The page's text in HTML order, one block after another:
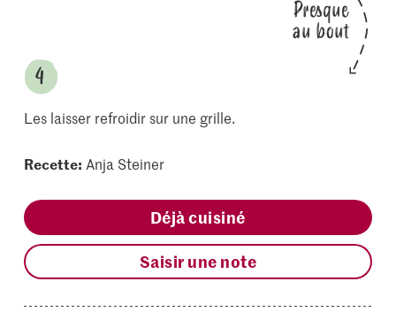
Presque
au bout
Les laisser refroidir sur une grille.
Recette: Anja Steiner
Déjà cuisiné
Saisir une note